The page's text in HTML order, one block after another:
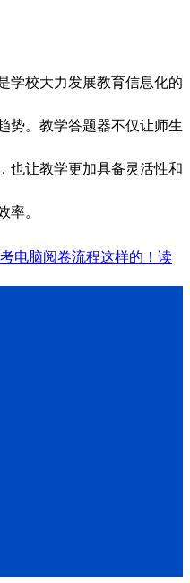
学校大力发展教育信息化的
势。教学答题器不仅让师生
也让教学更加具备灵活性和
率。
电脑阅卷流程这样的！读